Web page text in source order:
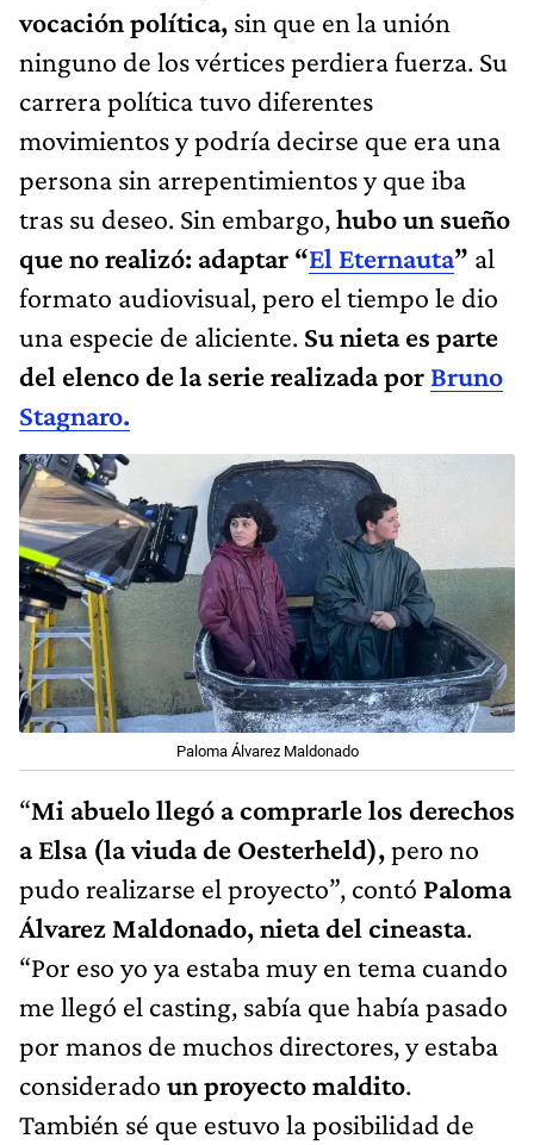
vocación política, sin que en la unión
ninguno de los vértices perdiera fuerza. Su
carrera política tuvo diferentes
movimientos y podría decirse que era una
persona sin arrepentimientos y que iba
tras su deseo. Sin embargo,hubo un sueño
que no realizó: adaptar “El Eternauta” al
formato audiovisual, pero el tiempo le dio
una especie de aliciente. Su nieta es parte
del elenco de la serie realizada por Bruno
Stagnaro.
Paloma Álvarez Maldonado
“Mi abuelo llegó a comprarle los derechos
a Elsa (la viuda de Oesterheld),pero no
pudo realizarse el proyecto”, contó Paloma
Álvarez Maldonado, nieta del cineasta.
“Por eso yo ya estaba muy en tema cuando
me llegó el casting, sabía que había pasado
por manos de muchos directores, y estaba
considerado un proyecto maldito.
También sé que estuvo la posibilidad de